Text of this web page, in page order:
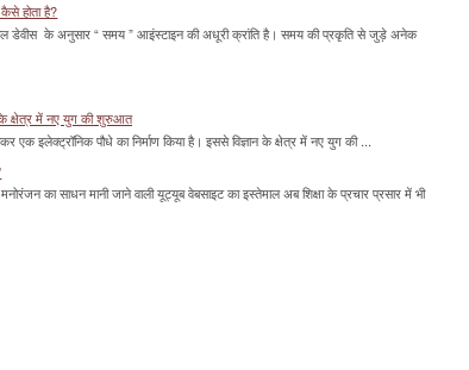
होता है?
डेवीस के अनुसार “ समय ” आइंस्टाइन की अधूरी क्रांति है। समय की प्रकृति से जुड़े अनेक
के क्षेत्र में नए युग की शुरुआत
एक इलेक्ट्रॉनिक पौधे का निर्माण किया है। इससे विज्ञान के क्षेत्र में नए युग की ...
का साधन मानी जाने वाली यूट्यूब वेबसाइट का इस्तेमाल अब शिक्षा के प्रचार प्रसार में भी